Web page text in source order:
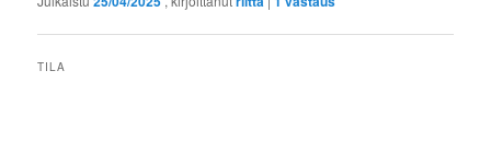
TILA